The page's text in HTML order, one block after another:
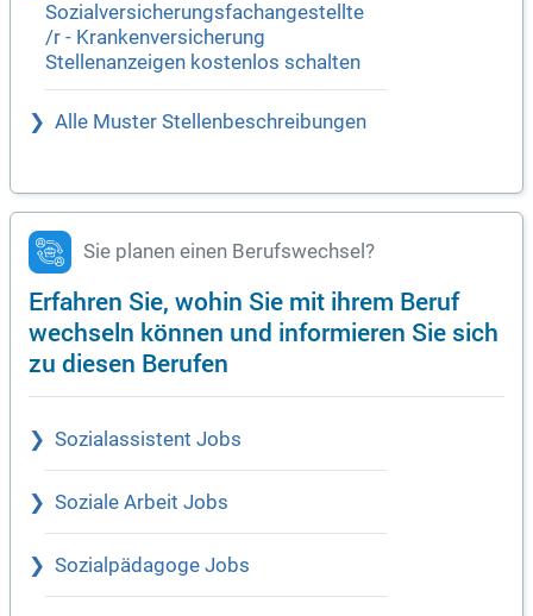
Sozialversicherungsfachangestellte
/r - Krankenversicherung
Stellenanzeigen kostenlos schalten
Alle Muster Stellenbeschreibungen
Sie planen einen Berufswechsel?
Erfahren Sie, wohin Sie mit ihrem Beruf
wechseln können und informieren Sie sich
zu diesen Berufen
Sozialassistent Jobs
Soziale Arbeit Jobs
Sozialpädagoge Jobs